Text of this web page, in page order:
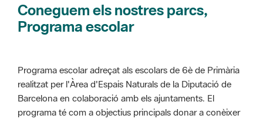
Coneguem els nostres parcs,
Programa escolar
Programa escolar adreçat als escolars de 6è de Primària
realitzat per l'Àrea d'Espais Naturals de la Diputació de
Barcelona en colaboració amb els ajuntaments. El
programa té com a objectius principals donar a conèixer